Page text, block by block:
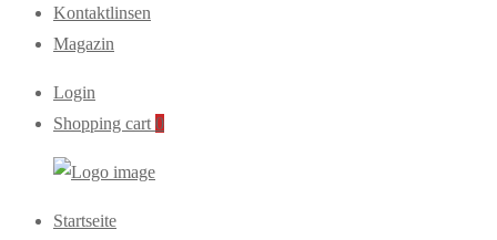
Kontaktlinsen
Magazin
Login
Shopping cart 0
PrimaryStartseite